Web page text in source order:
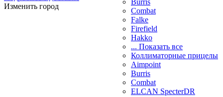
Изменить город
Burris
Combat
Falke
Firefield
Hakko
... Показать все
Коллиматорные прицелы
Aimpoint
Burris
Combat
ELCAN SpecterDR